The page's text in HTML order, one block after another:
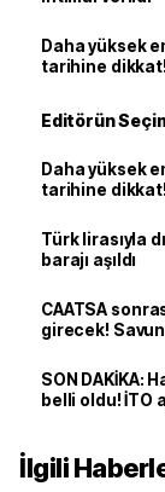
Daha yüksek
tarihine dikkat!
Editörün
Daha yüksek
tarihine dikkat!
Türk lirasıyla
barajı aşıldı
CAATSA
girecek!
SON DAKİKA:
belli oldu! İTO
İlgili